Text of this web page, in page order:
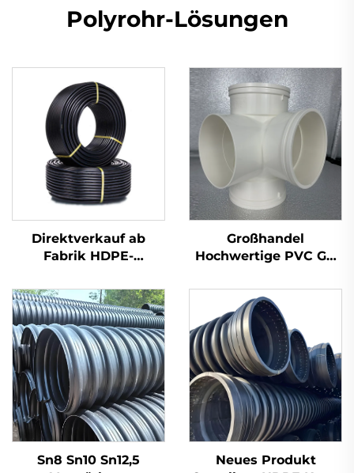
Polyrohr-Lösungen
Direktverkauf ab
Fabrik HDPE-
Stumpfschweiß-
Ellbogen
Großhandel
Hochwertige PVC GB
Kunststoffkreuz
UPVC-
Rohrverschraubungen
3D Vier-Wege
Sn8 Sn10 Sn12,5
Neues Produkt